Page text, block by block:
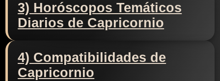
3) Horóscopos Temáticos
Diarios de Capricornio
4) Compatibilidades de
Capricornio